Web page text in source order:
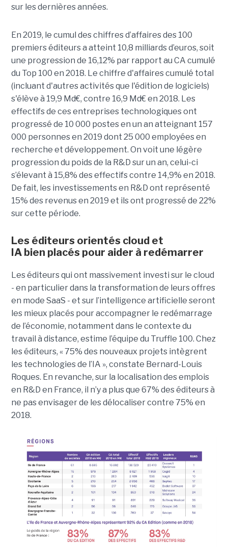
sur les dernières années.
En 2019, le cumul des chiffres d’affaires des 100
premiers éditeurs a atteint 10,8 milliards d’euros, soit
une progression de 16,12% par rapport au CA cumulé
du Top 100 en 2018. Le chiffre d'affaires cumulé total
(incluant d'autres activités que l'édition de logiciels)
s'élève à 19,9 Md€, contre 16,9 Md€ en 2018. Les
effectifs de ces entreprises technologiques ont
progressé de 10 000 postes en un an atteignant 157
000 personnes en 2019 dont 25 000 employées en
recherche et développement. On voit une légère
progression du poids de la R&D sur un an, celui-ci
s’élevant à 15,8% des effectifs contre 14,9% en 2018.
De fait, les investissements en R&D ont représenté
15% des revenus en 2019 et ils ont progressé de 22%
sur cette période.
Les éditeurs orientés cloud et
IA bien placés pour aider à redémarrer
Les éditeurs qui ont massivement investi sur le cloud
- en particulier dans la transformation de leurs offres
en mode SaaS - et sur l’intelligence artificielle seront
les mieux placés pour accompagner le redémarrage
de l’économie, notamment dans le contexte du
travail à distance, estime l’équipe du Truffle 100. Chez
les éditeurs, « 75% des nouveaux projets intègrent
les technologies de l’IA », constate Bernard-Louis
Roques. En revanche, sur la localisation des emplois
en R&D en France, il n’y a plus que 67% des éditeurs à
ne pas envisager de les délocaliser contre 75% en
2018.